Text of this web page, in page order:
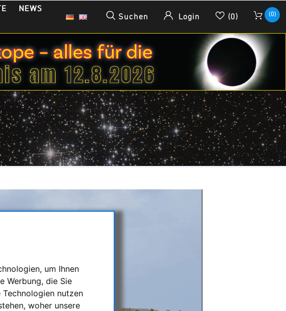
um Ihnen
Werbung, die Sie
Technologien nutzen
woher unsere
NEWS
Suchen Login (0) (0)